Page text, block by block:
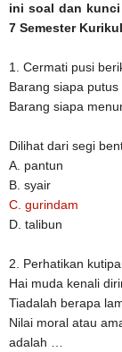
ini soal dan kunci
7 Semester
1. Cermati pusi
Barang siapa
Barang siapa
Dilihat dari segi
A. pantun
B. syair
C. gurindam
D. talibun
2. Perhatikan
Hai muda kenali
Tiadalah berapa
Nilai moral atau
adalah …